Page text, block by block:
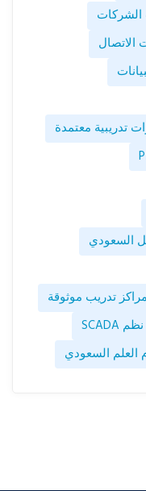
الشركات
الاتصال
تدريبية معتمدة
السعودي
مراكز تدريب موثوقة
نظم SCADA
العلم السعودي